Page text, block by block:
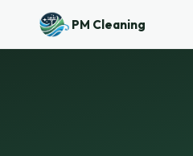
PM Cleaning